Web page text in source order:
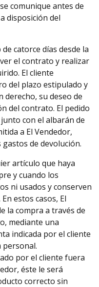
comunique antes de
disposición del
catorce días desde la
el contrato y realizar
El cliente
del plazo estipulado y
derecho, su deseo de
del contrato. El pedido
con el albarán de
a El Vendedor,
de devolución.
artículo que haya
y cuando los
ni usados y conserven
estos casos, El
la compra a través de
mediante una
indicada por el cliente
personal.
por el cliente fuera
éste le será
correcto sin